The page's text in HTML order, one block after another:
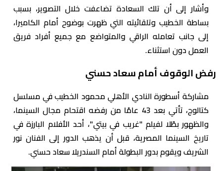
وأشار إلى أن تلك السعادة تضاعفت خلال التصوير، بسبب
بساطة الخطيب وتلقائيته التي ظهرت بوضوح أمام الكاميرا،
إلى جانب تعامله الراقي والمتواضع مع جميع أفراد فريق
العمل دون استثناء.
رفض الوقوف أمام سعاد حسني
مشاركة أسطورة النادي الأهلي محمود الخطيب في مسلسل
كتالوج، تأتي بعد 43 عامًا من رفضه اقتحام مجال السينما،
والظهور بطًلا لفيلم "غريب في بيتي"، أحد الأفلام البارزة في
تاريخ السينما المصرية، قبل أن يذهب الدور إلى الفنان نور
الشريف ويقوم بدور البطولة أمام السندريلا سعاد حسني.